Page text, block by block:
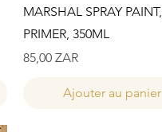
Aperçu rapide
MARSHAL SPRAY
PRIMER, 350ML
Prix
85,00 ZAR
Ajouter au panier